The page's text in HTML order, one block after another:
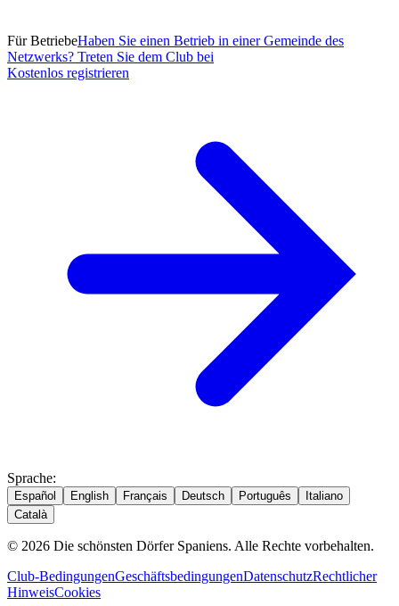
Für BetriebeHaben Sie einen Betrieb in einer Gemeinde des
Netzwerks? Treten Sie dem Club bei
Kostenlos registrieren
Sprache:
Español English Français Deutsch Português
Italiano
Català
© 2026 Die schönsten Dörfer Spaniens. Alle Rechte vorbehalten.
Club-BedingungenGeschäftsbedingungenDatenschutzRechtlicher
HinweisCookies